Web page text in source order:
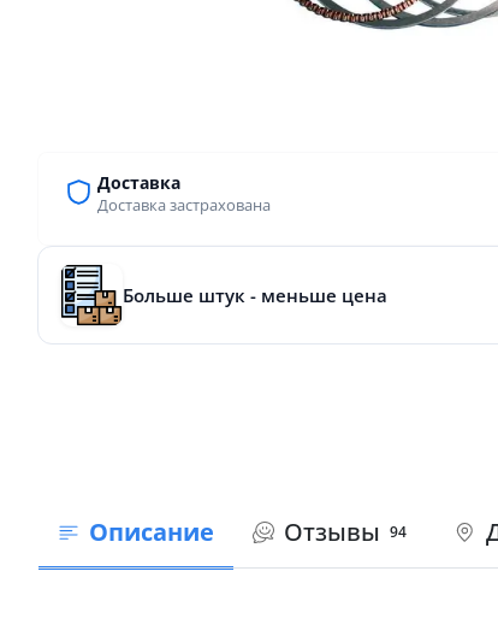
Доставка
Доставка застрахована
Больше штук - меньше цена
Описание Отзывы 94